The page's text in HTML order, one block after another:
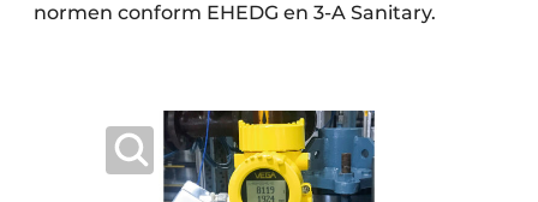
normen conform EHEDG en 3-A Sanitary.